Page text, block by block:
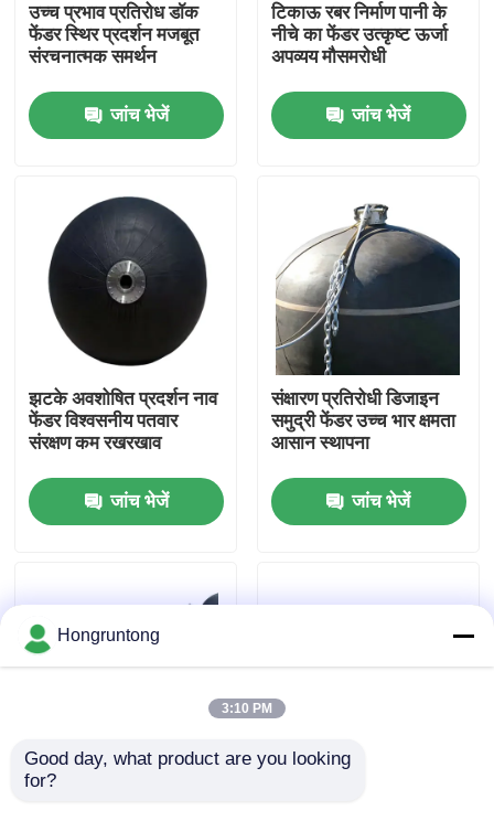
उत्पाद
वीडियो
हमारे बारे में
गुणवत्ता नियंत्रण
एक उद्धरण का अनुरोध करें
डॉक रबर फेंडर
उच्च प्रभाव प्रतिरोध डॉक
फेंडर स्थिर प्रदर्शन मजबूत
संरचनात्मक समर्थन
जांच भेजें
टिकाऊ रबर निर्माण पानी के
नीचे का फेंडर उत्कृष्ट ऊर्जा
अपव्यय मौसमरोधी
जांच भेजें
झटके अवशोषित प्रदर्शन नाव
फेंडर विश्वसनीय पतवार
संरक्षण कम रखरखाव
जांच भेजें
संक्षारण प्रतिरोधी डिजाइन
समुद्री फेंडर उच्च भार क्षमता
आसान स्थापना
जांच भेजें
भारी शुल्क संरक्षण पनडुब्बी
Hongruntong
3:10 PM
Good day, what product are you looking
for?